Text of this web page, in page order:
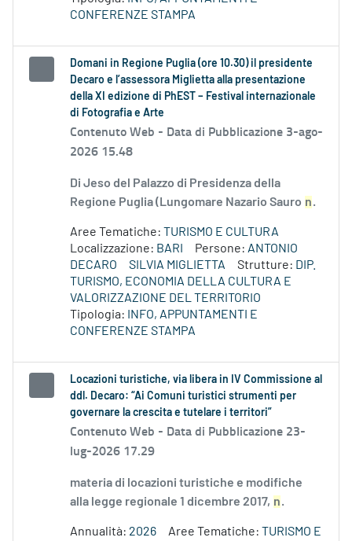
CONFERENZE STAMPA
Domani in Regione Puglia (ore 10.30) il presidente
Decaro e l’assessora Miglietta alla presentazione
della XI edizione di PhEST – Festival internazionale
di Fotografia e Arte
Contenuto Web - Data di Pubblicazione 3-ago-
2026 15.48
Di Jeso del Palazzo di Presidenza della
Regione Puglia (Lungomare Nazario Sauro n.
Aree Tematiche: TURISMO E CULTURA
Localizzazione: BARI Persone: ANTONIO
DECARO
SILVIA MIGLIETTA Strutture: DIP.
TURISMO, ECONOMIA DELLA CULTURA E
VALORIZZAZIONE DEL TERRITORIO
Tipologia:
INFO, APPUNTAMENTI E
CONFERENZE STAMPA
Locazioni turistiche, via libera in IV Commissione al
ddl. Decaro: “Ai Comuni turistici strumenti per
governare la crescita e tutelare i territori”
Contenuto Web - Data di Pubblicazione 23-
lug-2026 17.29
materia di locazioni turistiche e modifiche
alla legge regionale 1 dicembre 2017, n.
Annualità: 2026 Aree Tematiche: TURISMO E